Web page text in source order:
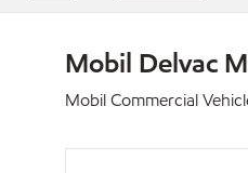
Mobil Delvac
Mobil Commercial